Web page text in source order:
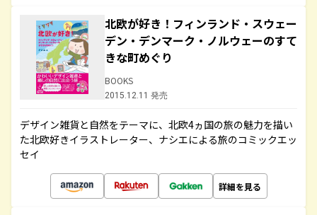
北欧が好き！フィンランド・スウェー
デン・デンマーク・ノルウェーのすて
きな町めぐり
BOOKS
2015.12.11 発売
デザイン雑貨と自然をテーマに、北欧4ヵ国の旅の魅力を描い
た北欧好きイラストレーター、ナシエによる旅のコミックエッ
セイ
詳細を見る